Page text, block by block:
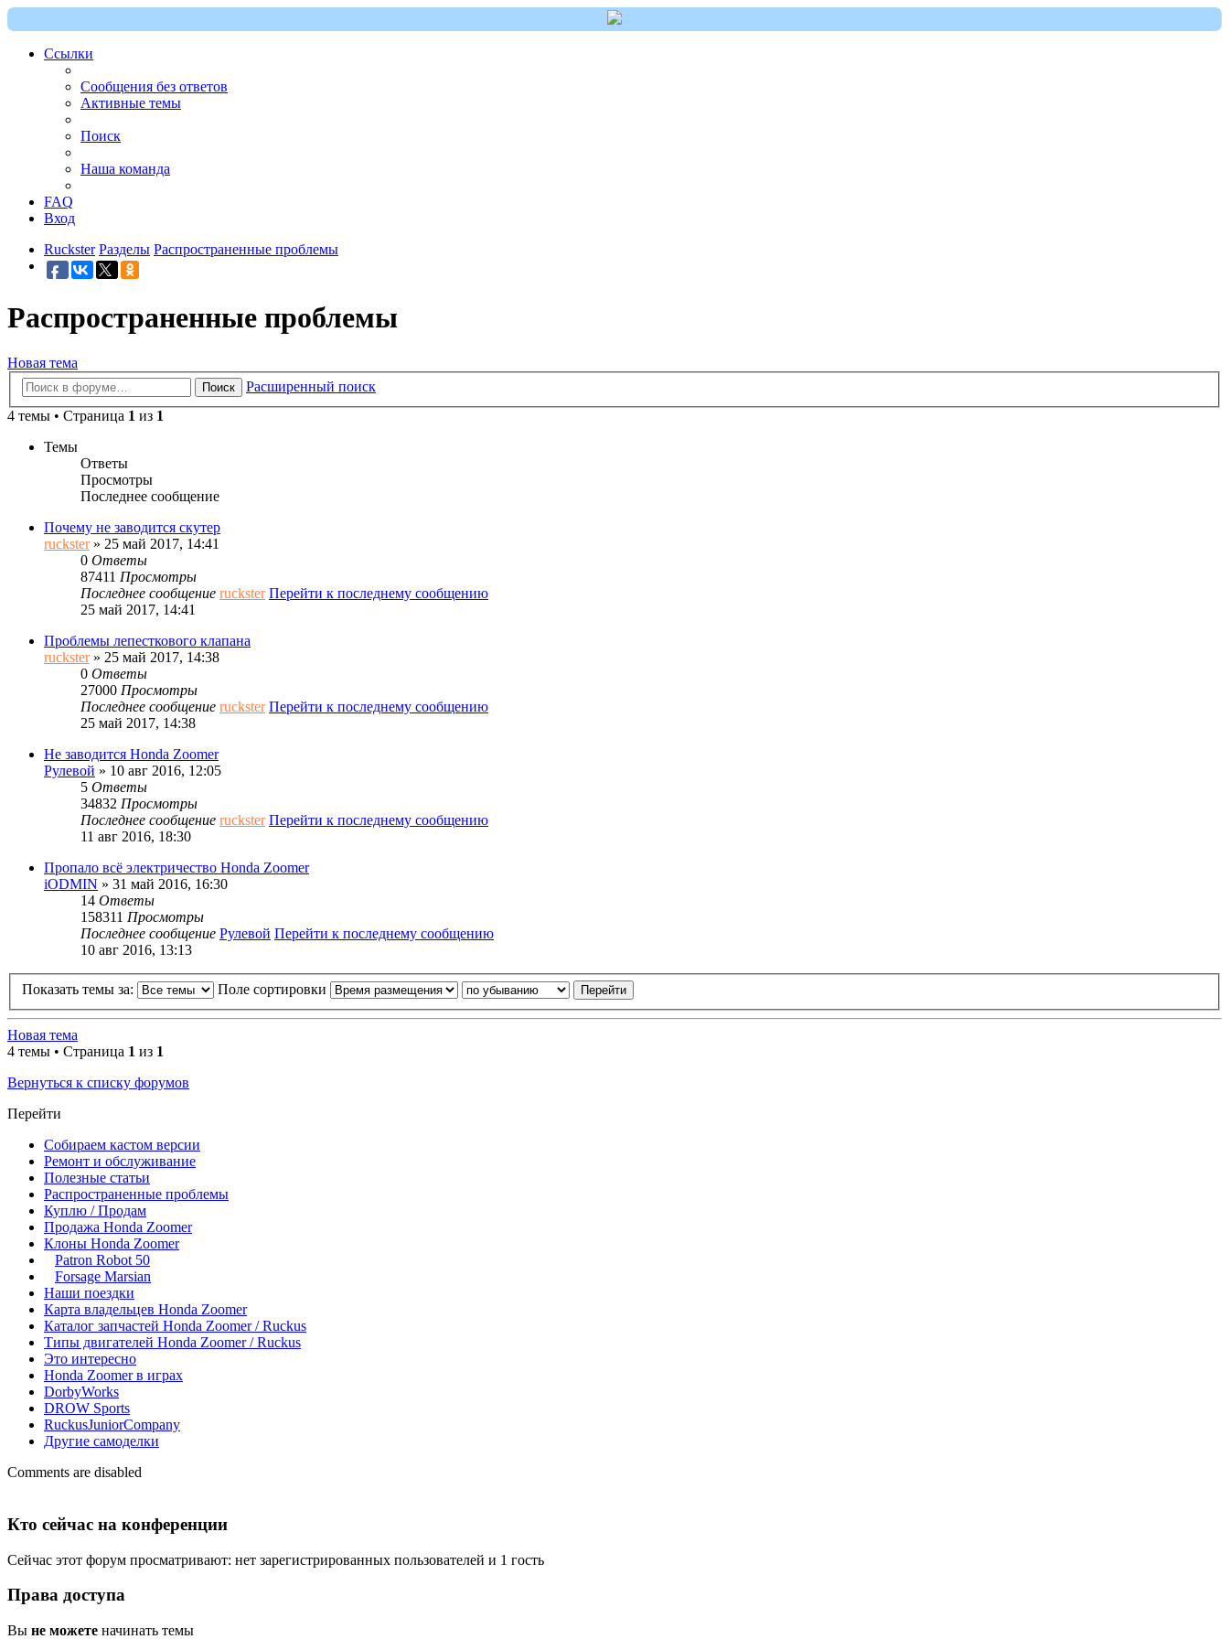
Ссылки
Сообщения без ответов
Активные темы
Поиск
Наша команда
FAQ
Вход
Ruckster Разделы Распространенные проблемы
Распространенные проблемы
Новая тема
Поиск
Расширенный поиск
4 темы • Страница 1 из 1
Темы
Ответы
Просмотры
Последнее сообщение
Почему не заводится скутер
ruckster» 25 май 2017, 14:41
0 Ответы
87411 Просмотры
Последнее сообщение ruckster Перейти к последнему сообщению
25 май 2017, 14:41
Проблемы лепесткового клапана
ruckster» 25 май 2017, 14:38
0 Ответы
27000 Просмотры
Последнее сообщение ruckster Перейти к последнему сообщению
25 май 2017, 14:38
Не заводится Honda Zoomer
Рулевой » 10 авг 2016, 12:05
5 Ответы
34832 Просмотры
Последнее сообщение ruckster Перейти к последнему сообщению
11 авг 2016, 18:30
Пропало всё электричество Honda Zoomer
iODMIN » 31 май 2016, 16:30
14 Ответы
158311 Просмотры
Последнее сообщение Рулевой Перейти к последнему сообщению
10 авг 2016, 13:13
Показать темы за: Поле сортировки
Новая тема
4 темы • Страница 1 из 1
Вернуться к списку форумов
Перейти
Собираем кастом версии
Ремонт и обслуживание
Полезные статьи
Распространенные проблемы
Куплю / Продам
Продажа Honda Zoomer
Клоны Honda Zoomer
Patron Robot 50
Forsage Marsian
Наши поездки
Карта владельцев Honda Zoomer
Каталог запчастей Honda Zoomer / Ruckus
Типы двигателей Honda Zoomer / Ruckus
Это интересно
Honda Zoomer в играх
DorbyWorks
DROW Sports
RuckusJuniorCompany
Другие самоделки
Comments are disabled
Кто сейчас на конференции
Сейчас этот форум просматривают: нет зарегистрированных пользователей и 1 гость
Права доступа
Вы не можете начинать темы